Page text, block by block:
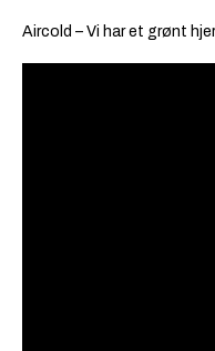
Aircold – Vi har et grønt